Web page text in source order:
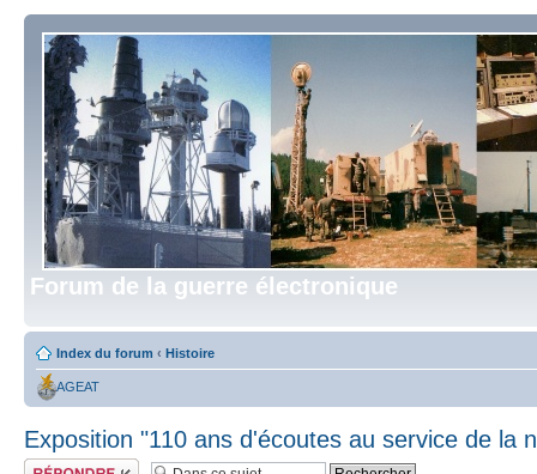
Forum de la guerre électronique
Index du forum ‹ Histoire
AGEAT
Exposition "110 ans d'écoutes au service de la
Répondre